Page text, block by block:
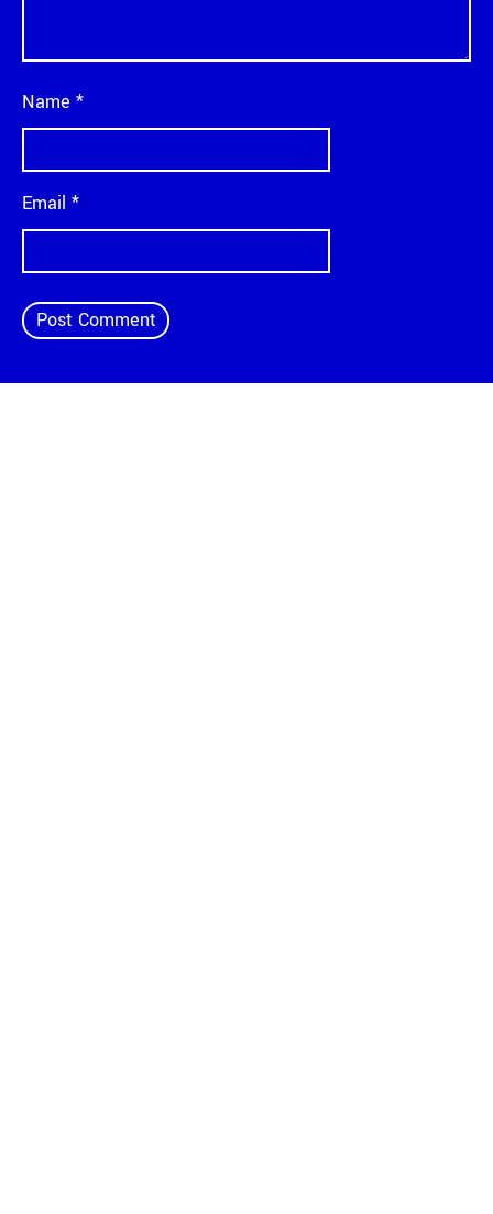
Name *
Email *